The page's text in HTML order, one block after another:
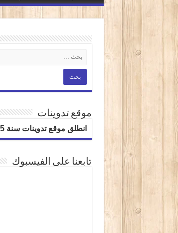
موقع تدوينات
انطلق موقع تدوينات سنة 2015
تابعنا على الفيسبوك